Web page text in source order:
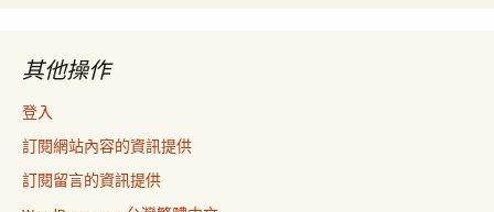
其他操作
登入
訂閱網站內容的資訊提供
訂閱留言的資訊提供